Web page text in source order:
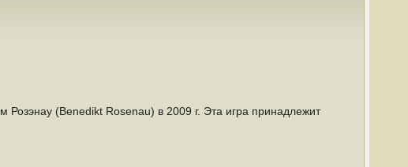
Розэнау (Benedikt Rosenau) в 2009 г. Эта игра принадлежит